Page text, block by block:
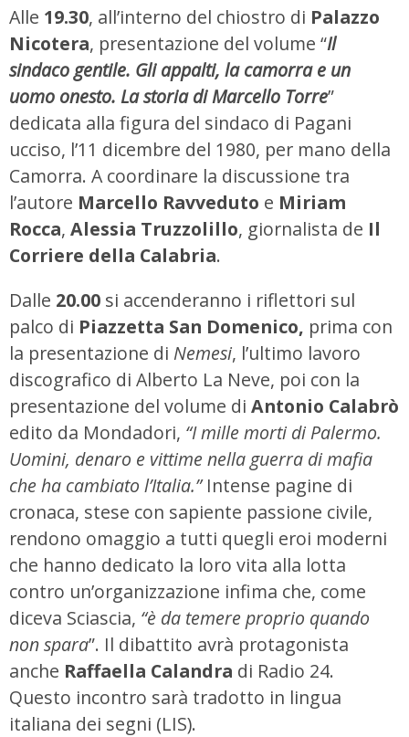
Alle 19.30, all’interno del chiostro di Palazzo
Nicotera, presentazione del volume “Il
sindaco gentile. Gli appalti, la camorra e un
uomo onesto. La storia di Marcello Torre”
dedicata alla figura del sindaco di Pagani
ucciso, l’11 dicembre del 1980, per mano della
Camorra. A coordinare la discussione tra
l’autore Marcello Ravveduto e Miriam
Rocca, Alessia Truzzolillo, giornalista de Il
Corriere della Calabria.
Dalle 20.00 si accenderanno i riflettori sul
palco di Piazzetta San Domenico, prima con
la presentazione di Nemesi, l’ultimo lavoro
discografico di Alberto La Neve, poi con la
presentazione del volume di Antonio Calabrò
edito da Mondadori, “I mille morti di Palermo.
Uomini, denaro e vittime nella guerra di mafia
che ha cambiato l’Italia.”Intense pagine di
cronaca, stese con sapiente passione civile,
rendono omaggio a tutti quegli eroi moderni
che hanno dedicato la loro vita alla lotta
contro un’organizzazione infima che, come
diceva Sciascia, “è da temere proprio quando
non spara”. Il dibattito avrà protagonista
anche Raffaella Calandra di Radio 24.
Questo incontro sarà tradotto in lingua
italiana dei segni (LIS).